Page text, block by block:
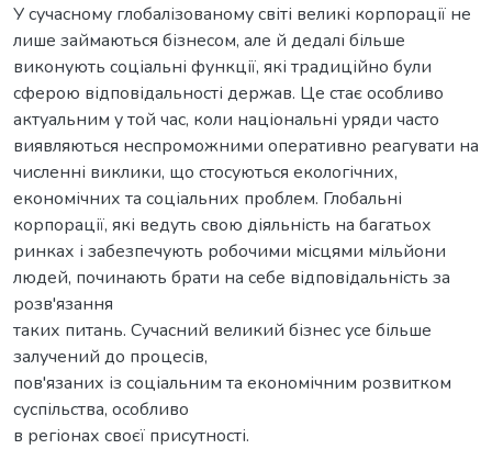
У сучасному глобалізованому світі великі корпорації не
лише займаються бізнесом, але й дедалі більше
виконують соціальні функції, які традиційно були
сферою відповідальності держав. Це стає особливо
актуальним у той час, коли національні уряди часто
виявляються неспроможними оперативно реагувати на
численні виклики, що стосуються екологічних,
економічних та соціальних проблем. Глобальні
корпорації, які ведуть свою діяльність на багатьох
ринках і забезпечують робочими місцями мільйони
людей, починають брати на себе відповідальність за
розв'язання
таких питань. Сучасний великий бізнес усе більше
залучений до процесів,
пов'язаних із соціальним та економічним розвитком
суспільства, особливо
в регіонах своєї присутності.